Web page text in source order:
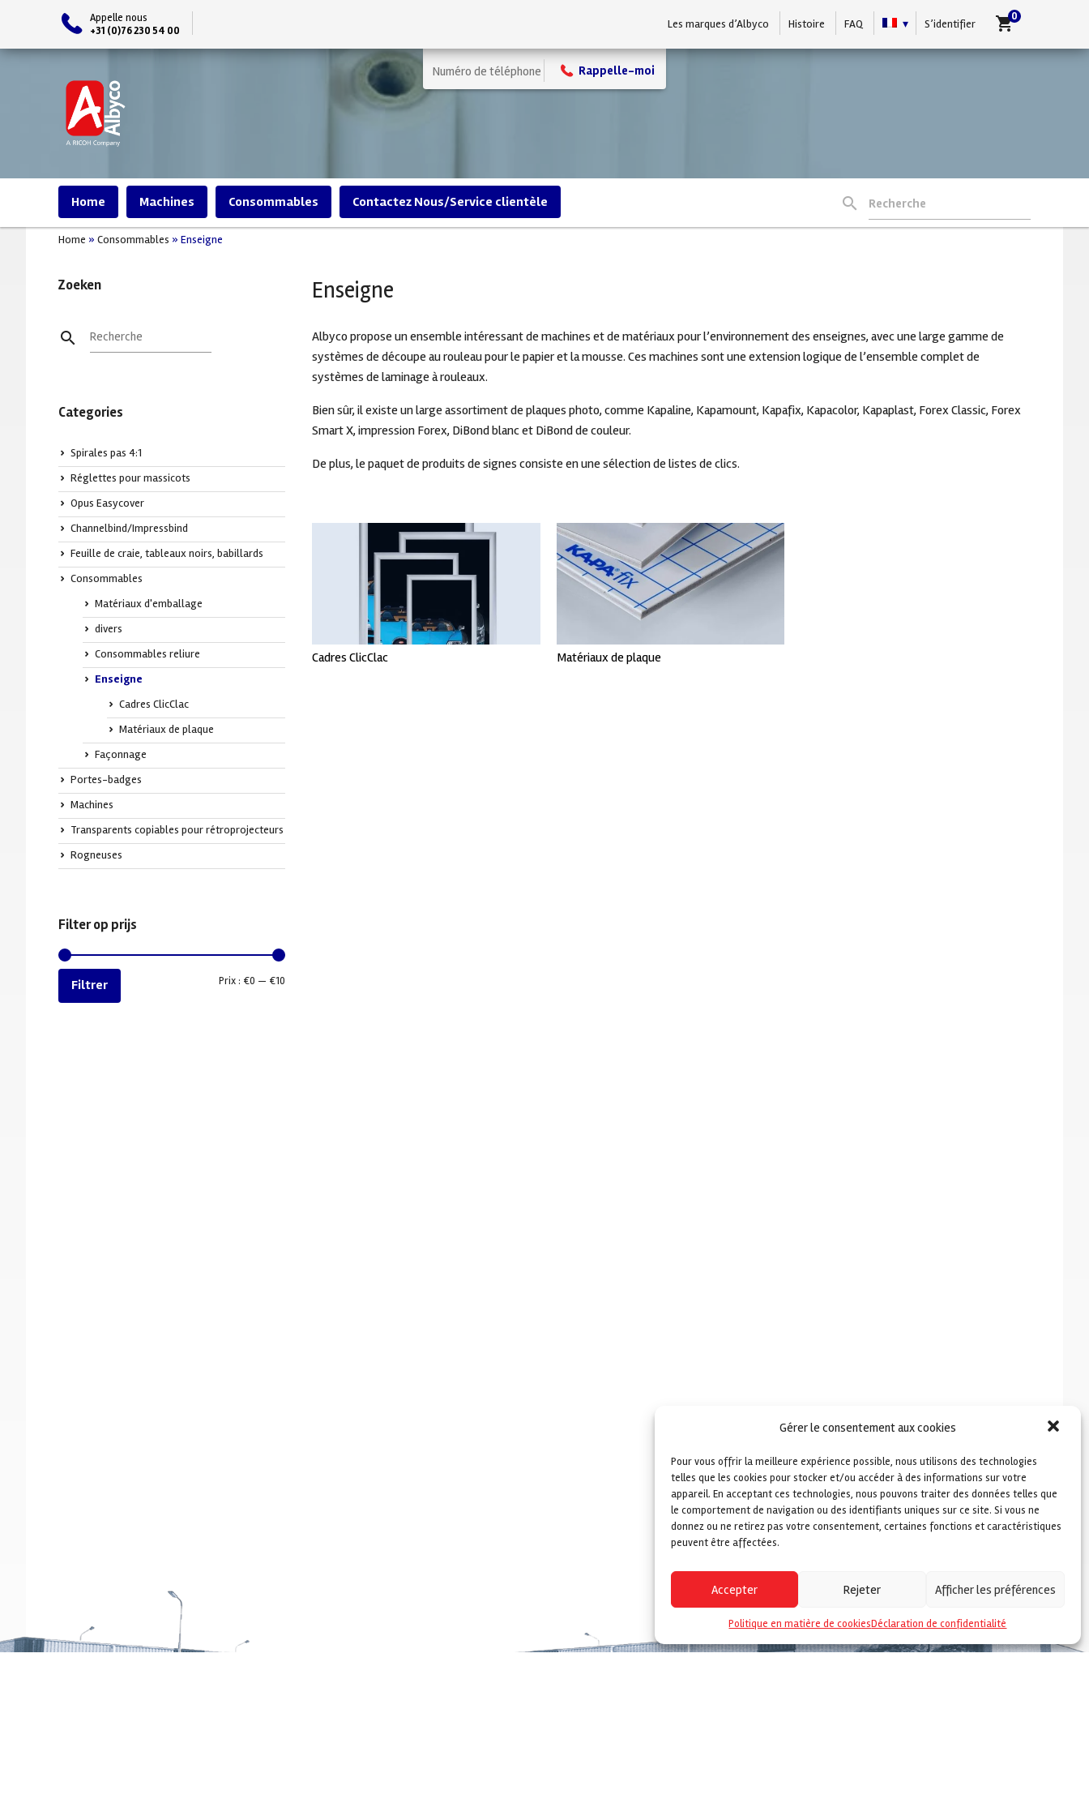
Gérer le consentement aux cookies
Pour vous offrir la meilleure expérience possible, nous utilisons des technologies
telles que les cookies pour stocker et/ou accéder à des informations sur votre
appareil. En acceptant ces technologies, nous pouvons traiter des données telles que
le comportement de navigation ou des identifiants uniques sur ce site. Si vous ne
donnez ou ne retirez pas votre consentement, certaines fonctions et caractéristiques
peuvent être affectées.
Accepter Rejeter Afficher les préférences
Politique en matière de cookiesDéclaration de confidentialité
Appelle nous
+31 (0)76 230 54 00
Numéro de téléphone Nom
Compagnie
shopping_cart0
S’identifier
Les marques d’Albyco Histoire FAQ
Home Machines Consommables
Crochets calendaires Albyco
Anneaux plastiques
Accessoires de collage thermique
Peignes Velobind
Anneaux métalliques
Les pochettes à plastifier
Rouleaux de laminage
Lames
Agrafes
papier
Forets à papier
Cadres ClicClac
Feuille de montage à froid
Contactez Nous/Service clientèle search Recherche
Home » Consommables » Enseigne
Zoeken
search Recherche
Categories
Spirales pas 4:1
Réglettes pour massicots
Opus Easycover
Channelbind/Impressbind
Feuille de craie, tableaux noirs, babillards
Consommables
Matériaux d'emballage
divers
Consommables reliure
Enseigne
Cadres ClicClac
Matériaux de plaque
Façonnage
Portes-badges
Machines
Transparents copiables pour rétroprojecteurs
Rogneuses
Filter op prijs
Filtrer Prix : €0 — €10
Enseigne
Albyco propose un ensemble intéressant de machines et de matériaux pour l’environnement des enseignes, avec une large gamme de
systèmes de découpe au rouleau pour le papier et la mousse. Ces machines sont une extension logique de l’ensemble complet de
systèmes de laminage à rouleaux.
Bien sûr, il existe un large assortiment de plaques photo, comme Kapaline, Kapamount, Kapafix, Kapacolor, Kapaplast, Forex Classic, Forex
Smart X, impression Forex, DiBond blanc et DiBond de couleur.
De plus, le paquet de produits de signes consiste en une sélection de listes de clics.
Cadres ClicClac Matériaux de plaqueVoir tout